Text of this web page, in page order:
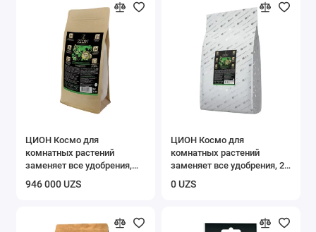
ЦИОН Космо для
комнатных растений
заменяет все удобрения,
946 000 UZS
ЦИОН Космо для
комнатных растений
заменяет все удобрения, 20
0 UZS